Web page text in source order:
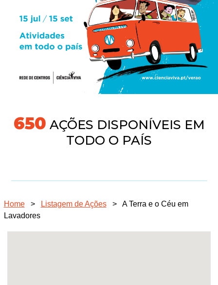
704 AÇÕES DISPONÍVEIS EM
TODO O PAÍS
Home > Listagem de Ações >
A Terra e o Céu em
Lavadores